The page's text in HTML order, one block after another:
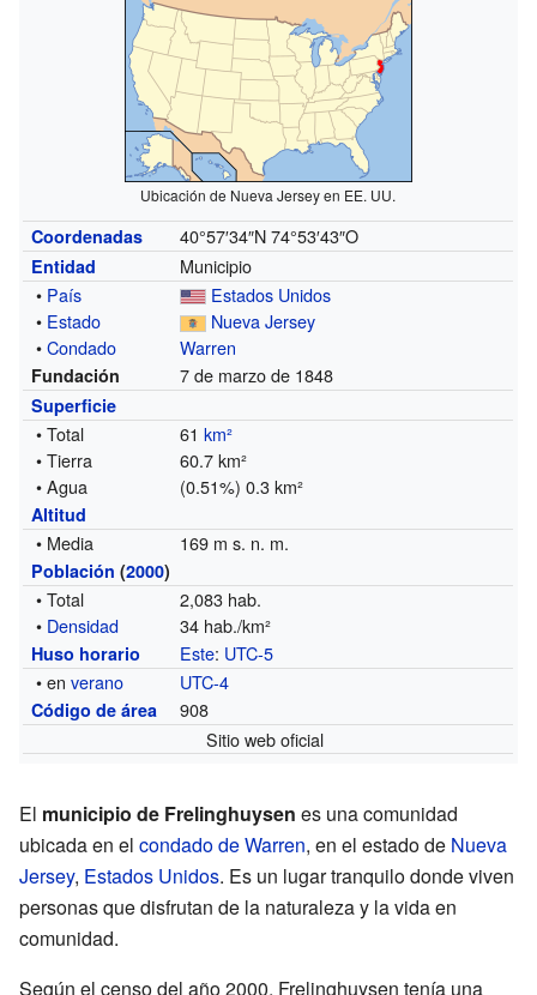
Ubicación de Nueva Jersey en EE. UU.
Coordenadas 40°57′34″N 74°53′43″O
Entidad
Municipio
• País
Estados Unidos
• Estado
Nueva Jersey
•Condado Warren
Fundación 7 de marzo de 1848
Superficie
• Total 61km²
• Tierra
60.7 km²
• Agua
(0.51%) 0.3 km²
Altitud
• Media 169 m s. n. m.
Población (2000)
• Total
2,083 hab.
• Densidad 34 hab./km²
Huso horario Este: UTC-5
• enverano UTC-4
Código de área
908
Sitio web oficial
El municipio de Frelinghuysen es una comunidad
ubicada en el condado de Warren, en el estado de Nueva
Jersey, Estados Unidos. Es un lugar tranquilo donde viven
personas que disfrutan de la naturaleza y la vida en
comunidad.
Según el censo del año 2000, Frelinghuysen tenía una